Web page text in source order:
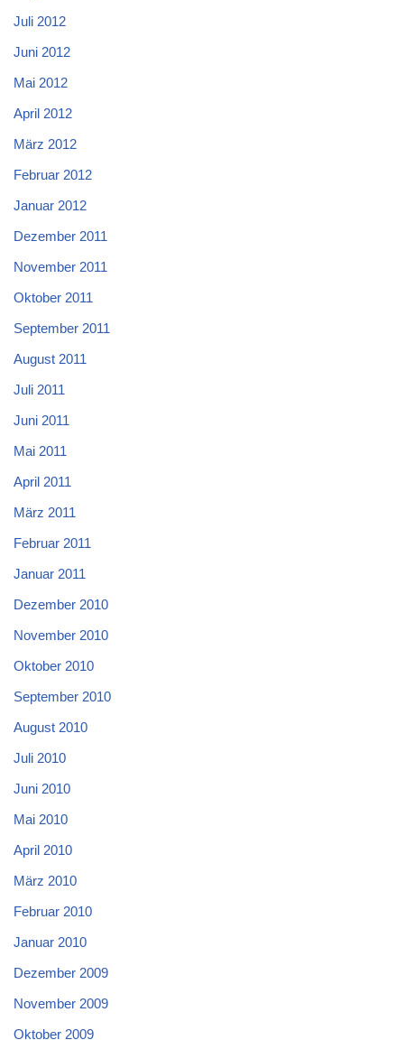
Juli 2012
Juni 2012
Mai 2012
April 2012
März 2012
Februar 2012
Januar 2012
Dezember 2011
November 2011
Oktober 2011
September 2011
August 2011
Juli 2011
Juni 2011
Mai 2011
April 2011
März 2011
Februar 2011
Januar 2011
Dezember 2010
November 2010
Oktober 2010
September 2010
August 2010
Juli 2010
Juni 2010
Mai 2010
April 2010
März 2010
Februar 2010
Januar 2010
Dezember 2009
November 2009
Oktober 2009